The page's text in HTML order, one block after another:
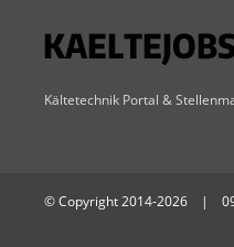
Kältetechnik Portal &
© Copyright 2014-2026 |